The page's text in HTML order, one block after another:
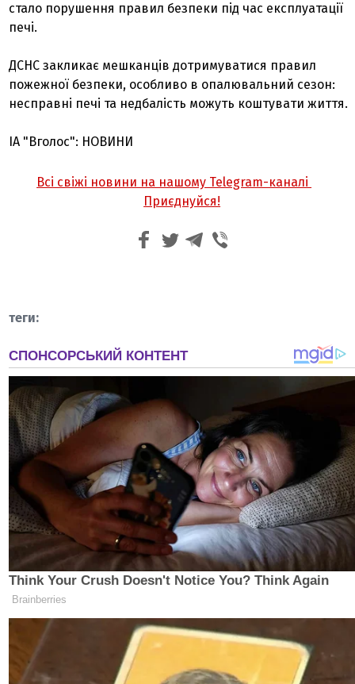
стало порушення правил безпеки під час експлуатації
печі.
ДСНС закликає мешканців дотримуватися правил
пожежної безпеки, особливо в опалювальний сезон:
несправні печі та недбалість можуть коштувати життя.
ІА "Вголос": НОВИНИ
Всі свіжі новини на нашому Telegram-каналі
Приєднуйся!